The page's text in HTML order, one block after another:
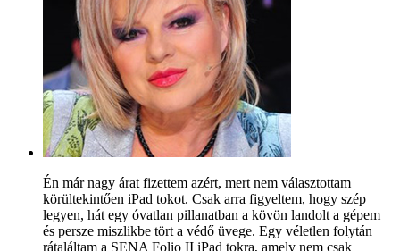
Én már nagy árat fizettem azért, mert nem választottam
körültekintően iPad tokot. Csak arra figyeltem, hogy szép
legyen, hát egy óvatlan pillanatban a kövön landolt a gépem
és persze miszlikbe tört a védő üvege. Egy véletlen folytán
rátaláltam a SENA Folio II iPad tokra, amely nem csak